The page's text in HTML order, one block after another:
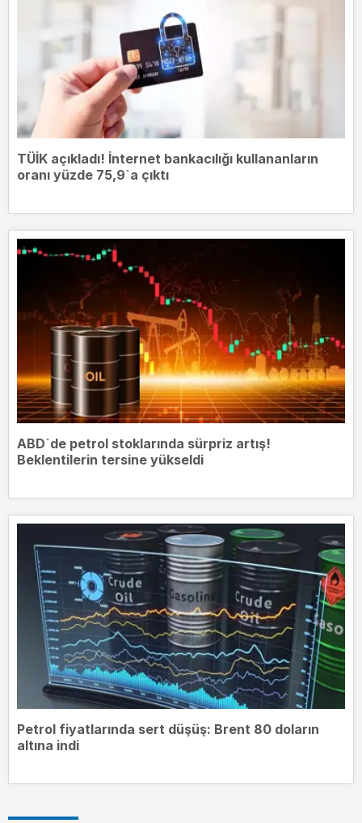
TÜİK açıkladı! İnternet bankacılığı kullananların
oranı yüzde 75,9`a çıktı
ABD`de petrol stoklarında sürpriz artış!
Beklentilerin tersine yükseldi
Petrol fiyatlarında sert düşüş: Brent 80 doların
altına indi